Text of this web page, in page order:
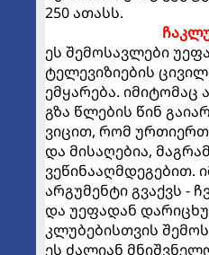
250 ათასს.
ეს შემოსავლები
ტელევიზიების
ემყარება. იმიტომაც
გზა წლების წინ
ვიცით, რომ
და მისაღებია,
ვეწინააღმდეგებით.
არგუმენტი გვაქვს -
და უეფადან
კლუბებისთვის
ეს ძალიან